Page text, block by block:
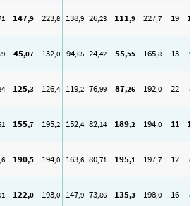
147,9 223,8 138,9 26,23 111,9 227,7 19
45,07 132,0 94,65 24,42 55,55 165,8 13 9
125,3 126,4 119,2 76,99 87,26 192,0 22 8
155,7 195,2 152,4 82,14 189,2 194,0 11
,6 190,5 194,0 163,6 80,71 195,1 197,7 12 8
122,0 193,0 147,9 73,86 135,3 198,0 16 8